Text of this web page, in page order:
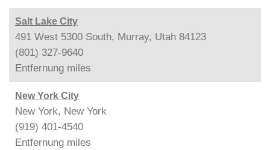
Salt Lake City
491 West 5300 South, Murray, Utah 84123
(801) 327-9640
Entfernung miles
New York City
New York, New York
(919) 401-4540
Entfernung miles